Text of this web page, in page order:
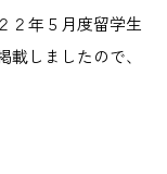
２年５月度留学生
しましたので、